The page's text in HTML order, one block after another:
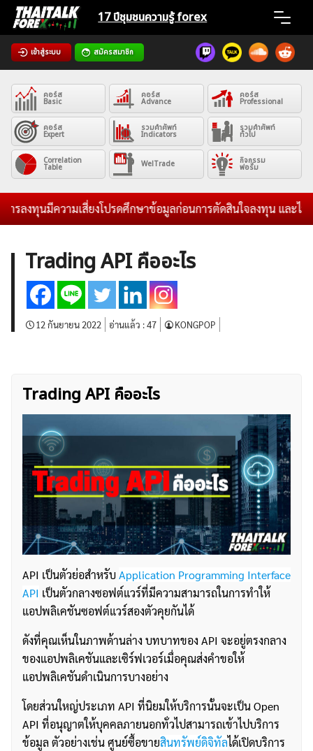
Skip
content
17 ปีชุมชนความรู้ forex
เข้าสู่ระบบ สมัครสมาชิก
Home
News
Articles
VPS Register
ค้นหา
สำหรับ:
คอร์ส
Basic
คอร์ส
Advance
คอร์ส
Professional
คอร์ส
Expert
รวมคำศัพท์
Indicators
รวมคำศัพท์
ทั่วไป
Correlation
Table WelTrade กิจกรรม
ฟอรั่ม
ลงทุนมีความเสี่ยงโปรดศึกษาข้อมูลก่อนการตัดสินใจลงทุน และไม่รับ
Trading API คืออะไร
12 กันยายน 2022 อ่านแล้ว :47 KONGPOP
Trading API คืออะไร
API เป็นตัวย่อสำหรับApplication Programming Interface
API เป็นตัวกลางซอฟต์แวร์ที่มีความสามารถในการทำให้
แอปพลิเคชันซอฟต์แวร์สองตัวคุยกันได้
ดังที่คุณเห็นในภาพด้านล่าง บทบาทของ API จะอยู่ตรงกลาง
ของแอปพลิเคชันและเซิร์ฟเวอร์เมื่อคุณส่งคำขอให้
แอปพลิเคชันดำเนินการบางอย่าง
โดยส่วนใหญ่ประเภท API ที่นิยมให้บริการนั้นจะเป็น Open
API ที่อนุญาตให้บุคคลภายนอกทั่วไปสามารถเข้าไปบริการ
ข้อมูล ตัวอย่างเช่น ศูนย์ซื้อขายสินทรัพย์ดิจิทัลได้เปิดบริการ